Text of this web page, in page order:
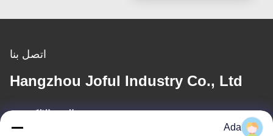
اتصل بنا
Hangzhou Joful Industry Co., Ltd
البريد الإلكتروني
Ada